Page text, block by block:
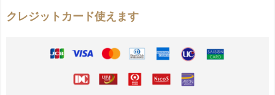
クレジットカード使えます